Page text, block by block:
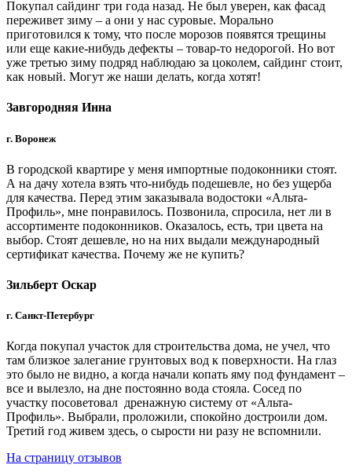
Покупал сайдинг три года назад. Не был уверен, как фасад
переживет зиму – а они у нас суровые. Морально
приготовился к тому, что после морозов появятся трещины
или еще какие-нибудь дефекты – товар-то недорогой. Но вот
уже третью зиму подряд наблюдаю за цоколем, сайдинг стоит,
как новый. Могут же наши делать, когда хотят!
Завгородняя Инна
г. Воронеж
В городской квартире у меня импортные подоконники стоят.
А на дачу хотела взять что-нибудь подешевле, но без ущерба
для качества. Перед этим заказывала водостоки «Альта-
Профиль», мне понравилось. Позвонила, спросила, нет ли в
ассортименте подоконников. Оказалось, есть, три цвета на
выбор. Стоят дешевле, но на них выдали международный
сертификат качества. Почему же не купить?
Зильберт Оскар
г. Санкт-Петербург
Когда покупал участок для строительства дома, не учел, что
там близкое залегание грунтовых вод к поверхности. На глаз
это было не видно, а когда начали копать яму под фундамент –
все и вылезло, на дне постоянно вода стояла. Сосед по
участку посоветовал дренажную систему от «Альта-
Профиль». Выбрали, проложили, спокойно достроили дом.
Третий год живем здесь, о сырости ни разу не вспомнили.
На страницу отзывов